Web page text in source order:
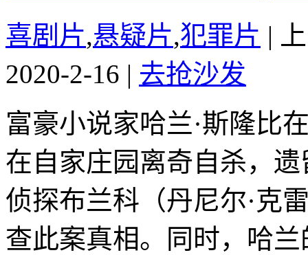
喜剧片,悬疑片,犯罪片 |
2020-2-16 | 去抢沙发
富豪小说家哈兰·斯隆比
在自家庄园离奇自杀，
侦探布兰科（丹尼尔·克
查此案真相。同时，哈